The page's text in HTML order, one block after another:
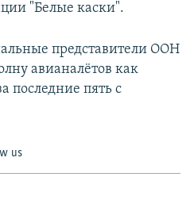
"Белые каски".
представители ООН
авианалётов как
последние пять с
us